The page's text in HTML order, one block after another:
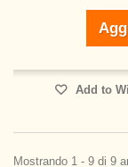
Add to
Mostrando 1 - 9 di 9